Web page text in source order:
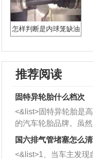
怎样判断是内球笼缺油
推荐阅读
固特异轮胎什么档次
<&list>固特异轮胎是
的汽车轮胎品牌。虽
牌，但是中高低端的轮
也是为了更好的开拓市
国六排气管堵塞怎么
<&list>1、当车主发现